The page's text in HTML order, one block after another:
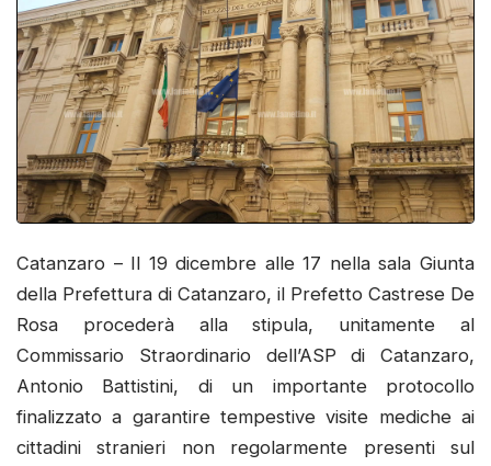
Catanzaro – Il 19 dicembre alle 17 nella sala Giunta
della Prefettura di Catanzaro, il Prefetto Castrese De
Rosa procederà alla stipula, unitamente al
Commissario Straordinario dell’ASP di Catanzaro,
Antonio Battistini, di un importante protocollo
finalizzato a garantire tempestive visite mediche ai
cittadini stranieri non regolarmente presenti sul